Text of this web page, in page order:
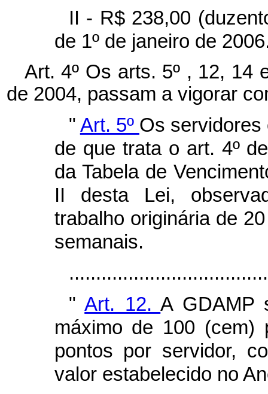
II - R$ 238,00
de 1º de janeiro de
Art. 4º Os arts. 5º , 12, 14
de 2004, passam a vigorar
" Art. 5º Os servidores
de que trata o art. 4º
da Tabela de
II desta Lei,
trabalho originária de
semanais.
"Art. 12.A GDAMP
máximo de 100
pontos por servidor,
valor estabelecido no